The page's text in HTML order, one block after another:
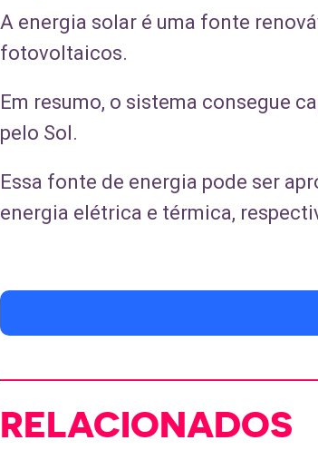
A energia solar é uma fonte
fotovoltaicos.
Em resumo, o sistema consegue
pelo Sol.
Essa fonte de energia pode ser
energia elétrica e térmica,
RELACIONADOS